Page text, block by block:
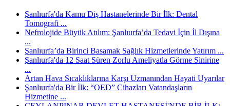
Şanlıurfa'da Kamu Diş Hastanelerinde Bir İlk: Dental
Tomografi ...
Nefrolojide Büyük Atılım: Şanlıurfa’da Tedavi İçin İl Dışına
...
Şanlıurfa’da Birinci Basamak Sağlık Hizmetlerinde Yatırım ...
Şanlıurfa'da 12 Saat Süren Zorlu Ameliyatla Görme Sinirine
...
Artan Hava Sıcaklıklarına Karşı Uzmanından Hayati Uyarılar
Şanlıurfa'da Bir İlk: “OED” Cihazları Vatandaşların
Hizmetine ...